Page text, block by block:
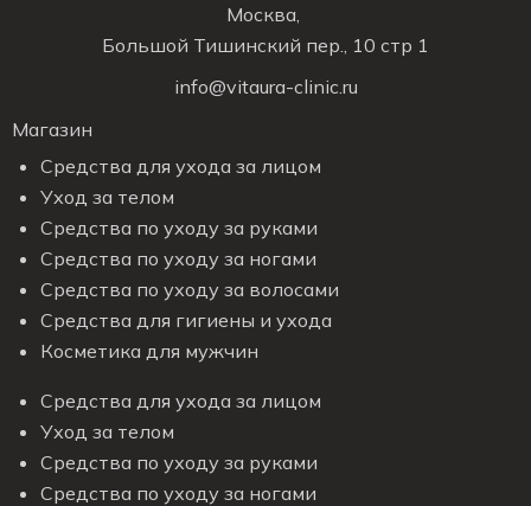
Москва,
Большой Тишинский пер., 10 стр 1
info@vitaura-clinic.ru
Магазин
Средства для ухода за лицом
Уход за телом
Средства по уходу за руками
Средства по уходу за ногами
Средства по уходу за волосами
Средства для гигиены и ухода
Косметика для мужчин
Средства для ухода за лицом
Уход за телом
Средства по уходу за руками
Средства по уходу за ногами